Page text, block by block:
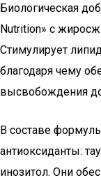
Биологическая
Nutrition» с
Стимулирует
благодаря чему
высвобождения
В составе
антиоксиданты:
инозитол. Они